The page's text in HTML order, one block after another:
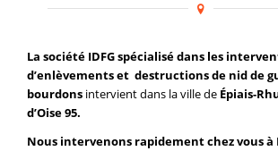
La société IDFG spécialisé dans les
d’enlèvements et destructions de nid de
bourdons intervient dans la ville de Épiais-
d’Oise 95.
Nous intervenons rapidement chez vous à